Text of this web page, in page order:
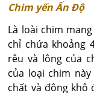
Chim yến Ấn Độ
Là loài chim
chỉ chứa khoảng
rêu và lông của
của loại chim
chất và đông khô